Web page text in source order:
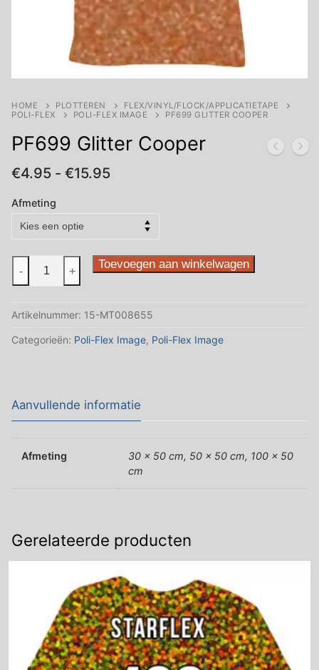
HOME PLOTTEREN
FLEX/VINYL/FLOCK/APPLICATIETAPE
POLI-FLEX
POLI-FLEX IMAGE PF699 GLITTER COOPER
PF699 Glitter Cooper
€4.95 - €15.95Prijsklasse:
Afmeting
PF699
Glitter
aantal
- + Toevoegen aan winkelwagen
Artikelnummer: 15-MT008655
Categorieën: Poli-Flex Image, Poli-Flex Image
Aanvullende informatie
Afmeting
30 x 50 cm, 50 x 50 cm, 100 x 50
cm
Gerelateerde producten